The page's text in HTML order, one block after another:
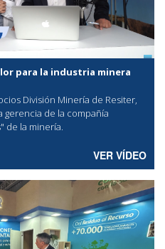
para la industria minera
División Minería de Resiter,
gerencia de la compañía
de la minería.
VER VÍDEO